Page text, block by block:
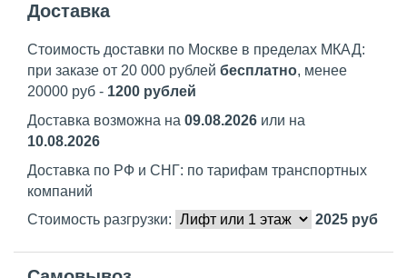
Доставка
Стоимость доставки по Москве в пределах МКАД:
при заказе от 20 000 рублей бесплатно, менее
20000 руб - 1200 рублей
Доставка возможна на 09.08.2026 или на
10.08.2026
Доставка по РФ и СНГ: по тарифам транспортных
компаний
Стоимость разгрузки:
2025 руб